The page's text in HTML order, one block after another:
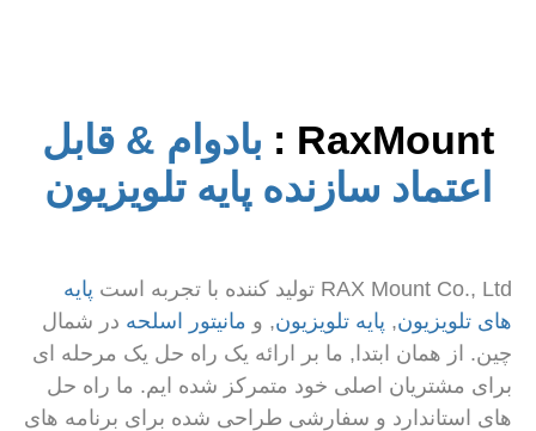
RaxMount
: بادوام & قابل
اعتماد سازنده پایه تلویزیون
RAX Mount Co., Ltd تولید کننده با تجربه است پایه
های تلویزیون, پایه تلویزیون, و مانیتور اسلحه در شمال
چین. از همان ابتدا, ما بر ارائه یک راه حل یک مرحله ای
برای مشتریان اصلی خود متمرکز شده ایم. ما راه حل
های استاندارد و سفارشی طراحی شده برای برنامه های